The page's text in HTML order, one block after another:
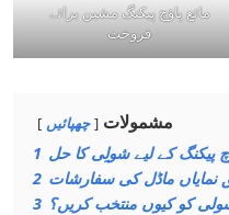
مائع پاؤچ پیکنگ مشین برائے
فروخت
مشمولات چھپائیں
1 پیکنگ کے لیے شولِی کا حل
2 نمایاں ماڈل کی سفارشات
3 کو کیوں منتخب کریں؟